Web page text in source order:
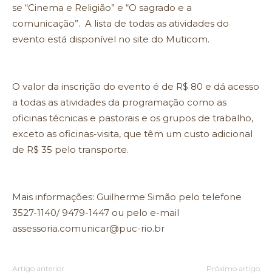
se “Cinema e Religião” e “O sagrado e a
comunicação”. A lista de todas as atividades do
evento está disponível no site do Muticom.
O valor da inscrição do evento é de R$ 80 e dá acesso
a todas as atividades da programação como as
oficinas técnicas e pastorais e os grupos de trabalho,
exceto as oficinas-visita, que têm um custo adicional
de R$ 35 pelo transporte.
Mais informações: Guilherme Simão pelo telefone
3527-1140/ 9479-1447 ou pelo e-mail
assessoria.comunicar@puc-rio.br
Artigo anterior Próximo artigo